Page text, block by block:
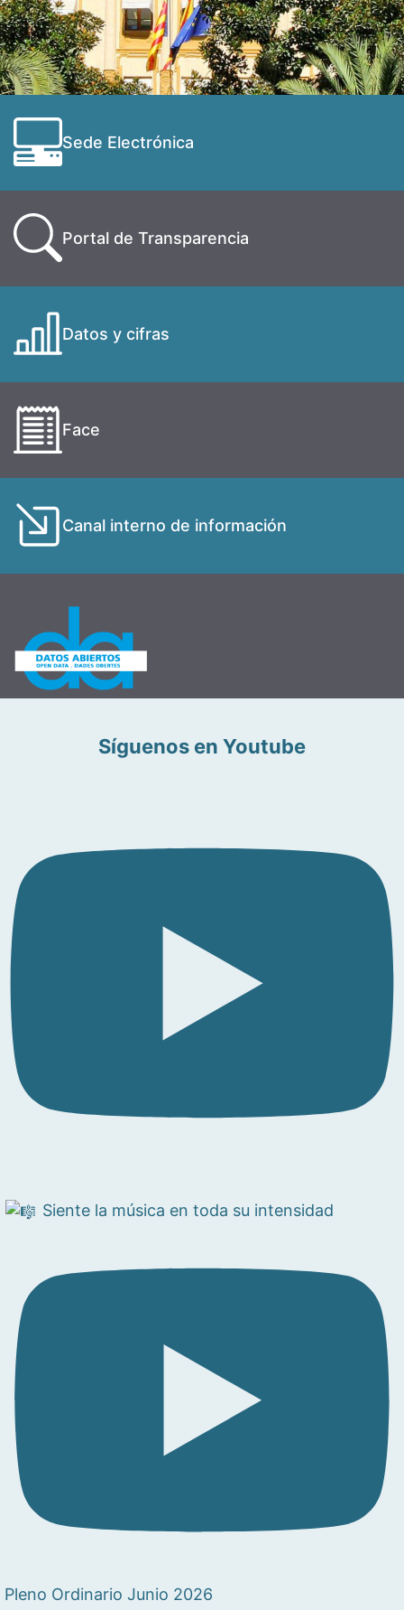
Sede Electrónica
Portal de Transparencia
Datos y cifras
Face
Canal interno de información
Síguenos en Youtube
Siente la música en toda su intensidad
Pleno Ordinario Junio 2026